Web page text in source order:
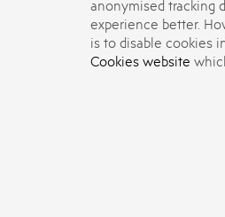
anonymised tracking
experience better.
is to disable cookies
Cookies website